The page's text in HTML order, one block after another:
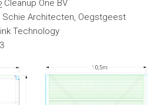
Cleanup One BV
Schie Architecten, Oegstgeest
Technology